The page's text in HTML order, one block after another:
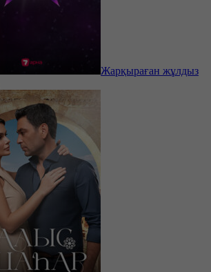
Жарқыраған жұлдыз